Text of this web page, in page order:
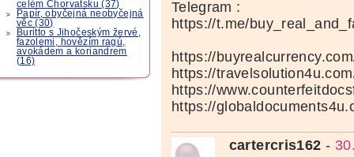
celém Chorvatsku (37)
Papír, obyčejná neobyčejná
věc (30)
Buritto s Jihočeským žervé,
fazolemi, hovězím ragú,
avokádem a koriandrem
(16)
Telegram :
https://t.me/
https://
https://
https://
https://
cartercris162 -